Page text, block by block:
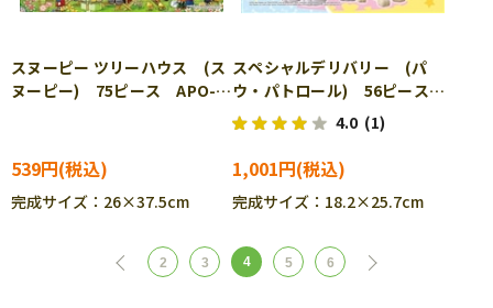
スヌーピー ツリーハウス (ス
ヌーピー) 75ピース APO-
539円
完成サイズ：26×37.5cm
スペシャルデリバリー (パ
ウ・パトロール) 56ピース
ENS-56-L08 ［CP-IT］
4.0 (1)
1,001円
完成サイズ：18.2×25.7cm
2 3 4 5 6